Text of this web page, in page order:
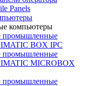
Panels
компьютеры
промышленные
BOX IPC
промышленные
MICROBOX
промышленные